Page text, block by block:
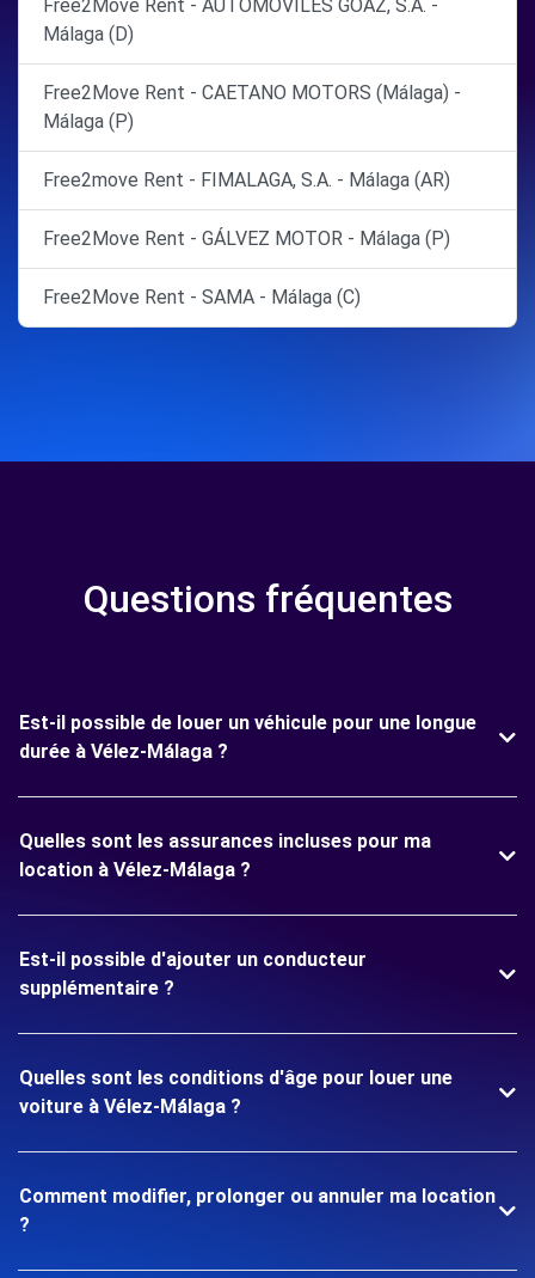
Free2Move Rent - AUTOMOVILES GOAZ, S.A. -
Málaga (D)
Free2Move Rent - CAETANO MOTORS (Málaga) -
Málaga (P)
Free2move Rent - FIMALAGA, S.A. - Málaga (AR)
Free2Move Rent - GÁLVEZ MOTOR - Málaga (P)
Free2Move Rent - SAMA - Málaga (C)
Questions fréquentes
Est-il possible de louer un véhicule pour une longue
durée à Vélez-Málaga ?
Quelles sont les assurances incluses pour ma
location à Vélez-Málaga ?
Est-il possible d'ajouter un conducteur
supplémentaire ?
Quelles sont les conditions d'âge pour louer une
voiture à Vélez-Málaga ?
Comment modifier, prolonger ou annuler ma location
?